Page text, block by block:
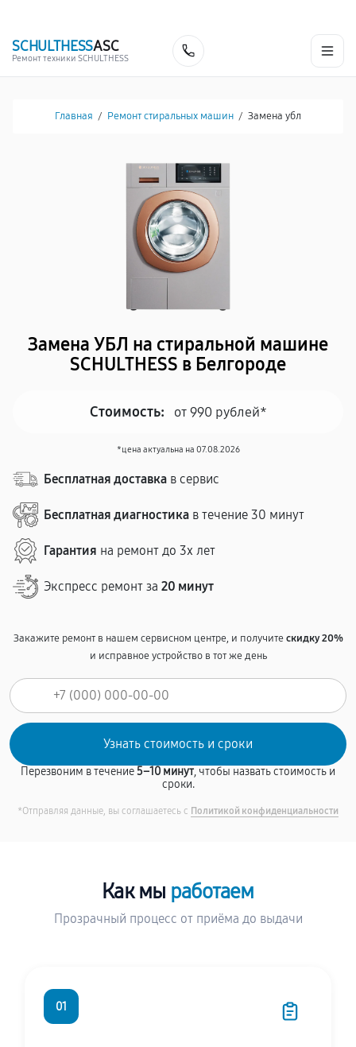
SCHULTHESSASC
Ремонт техники SCHULTHESS
Главная / Ремонт стиральных машин / Замена убл
Замена УБЛ на стиральной машине
SCHULTHESS в Белгороде
Стоимость: от 990 рублей*
*цена актуальна на 07.08.2026
Бесплатная доставка в сервис
Бесплатная диагностика в течение 30 минут
Гарантия на ремонт до 3х лет
Экспресс ремонт за 20 минут
Закажите ремонт в нашем сервисном центре, и получитескидку 20%
и исправное устройство в тот же день
Перезвоним в течение5–10 минут, чтобы назвать стоимость и
сроки.
*Отправляя данные, вы соглашаетесь с Политикой конфиденциальности
Как мы работаем
Прозрачный процесс от приёма до выдачи
01